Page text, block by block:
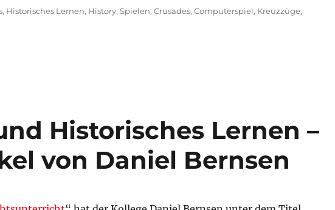
, Historisches Lernen, History,Spielen,Crusades,Computerspiel, Kreuzzüge,
Historisches Lernen –
von Daniel Bernsen